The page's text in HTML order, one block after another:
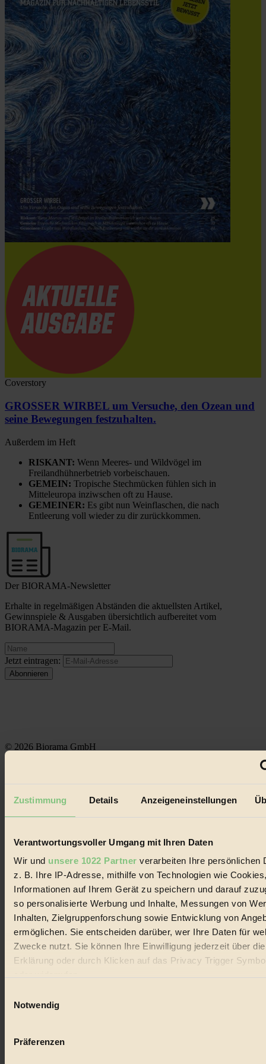
Zustimmung Details Anzeigeneinstellungen
Verantwortungsvoller Umgang mit Ihren Daten
Wir und unsere 1022 Partner verarbeiten Ihre persönlichen
z. B. Ihre IP-Adresse, mithilfe von Technologien wie
Informationen auf Ihrem Gerät zu speichern und darauf
so personalisierte Werbung und Inhalte, Messungen von
Inhalten, Zielgruppenforschung sowie Entwicklung von
ermöglichen. Sie entscheiden darüber, wer Ihre Daten für
Zwecke nutzt. Sie können Ihre Einwilligung jederzeit über
Erklärung oder durch Klicken auf das Privacy Trigger
Wenn Sie es erlauben, würden wir auch gerne:
Ihr Gerät durch aktives Scannen nach bestimmten
Notwendig
Präferenzen
Coverstory
GROSSER WIRBEL um Versuche, den Ozean und
seine Bewegungen festzuhalten.
Außerdem im Heft
RISKANT: Wenn Meeres- und Wildvögel im
Freilandhühnerbetrieb vorbeischauen.
GEMEIN: Tropische Stechmücken fühlen sich in
Mitteleuropa inziwschen oft zu Hause.
GEMEINER: Es gibt nun Weinflaschen, die nach
Entleerung voll wieder zu dir zurückkommen.
Der BIORAMA-Newsletter
Erhalte in regelmäßigen Abständen die aktuellsten Artikel,
Gewinnspiele & Ausgaben übersichtlich aufbereitet vom
BIORAMA-Magazin per E-Mail.
Jetzt eintragen:
© 2026 Biorama GmbH
Biorama steht für einen nachhaltigen Lebensstil und bewussten
Lebenswandel. Es ist eine moderne Plattform für Ideen, Menschen
Handels mit Bioprodukten, des Fair-Trade sowie der Branche
Social Media
22.601 Fans auf Facebook
3.415 Follower auf Twitter
Folge uns auf Instagram
Themen
Bio
Vegan